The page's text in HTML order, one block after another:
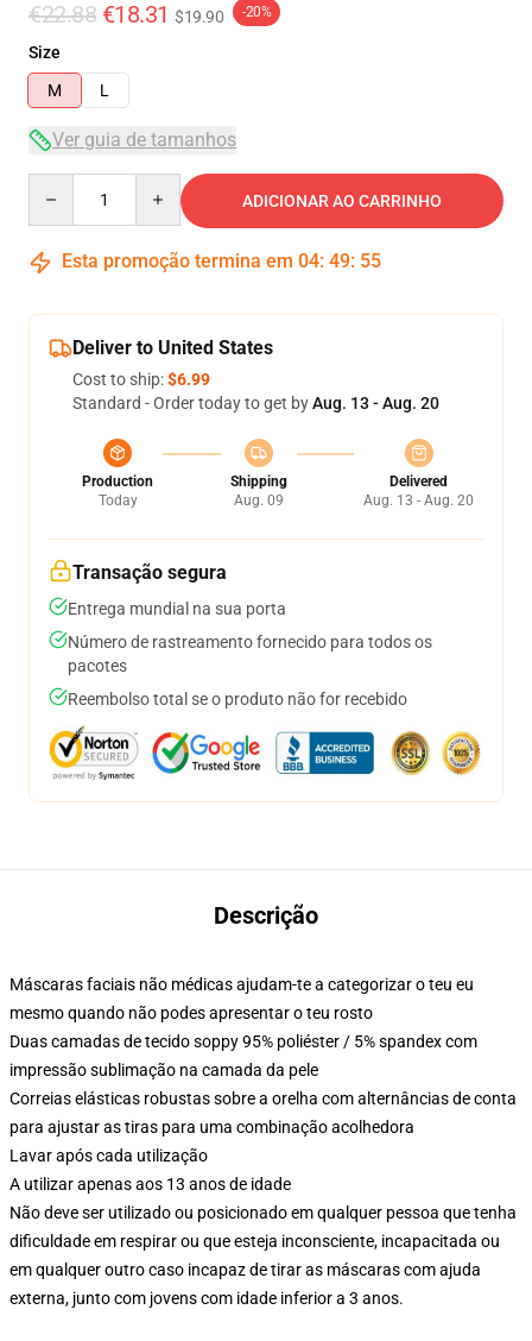
€22.88 €18.31 $19.90 -20%
Size
M
L
Ver guia de tamanhos
ADICIONAR AO CARRINHO
Esta promoção termina em 04: 49: 54
Deliver to United States
Cost to ship:$6.99
Standard - Order today to get byAug. 13 - Aug. 20
Production
Today
Shipping
Aug. 09
Delivered
Aug. 13 - Aug. 20
Transação segura
Entrega mundial na sua porta
Número de rastreamento fornecido para todos os
pacotes
Reembolso total se o produto não for recebido
Descrição
Máscaras faciais não médicas ajudam-te a categorizar o teu eu
mesmo quando não podes apresentar o teu rosto
Duas camadas de tecido soppy 95% poliéster / 5% spandex com
impressão sublimação na camada da pele
Correias elásticas robustas sobre a orelha com alternâncias de conta
para ajustar as tiras para uma combinação acolhedora
Lavar após cada utilização
A utilizar apenas aos 13 anos de idade
Não deve ser utilizado ou posicionado em qualquer pessoa que tenha
dificuldade em respirar ou que esteja inconsciente, incapacitada ou
em qualquer outro caso incapaz de tirar as máscaras com ajuda
externa, junto com jovens com idade inferior a 3 anos.